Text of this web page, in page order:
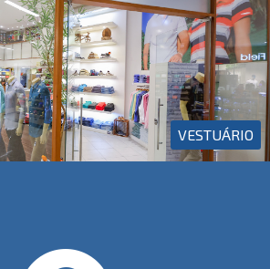
VESTUÁRIO